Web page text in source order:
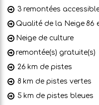
3 remontées
Qualité de la Neige 86
Neige de culture
remontée(s) gratuite(s)
26 km de pistes
8 km de pistes vertes
5 km de pistes bleues